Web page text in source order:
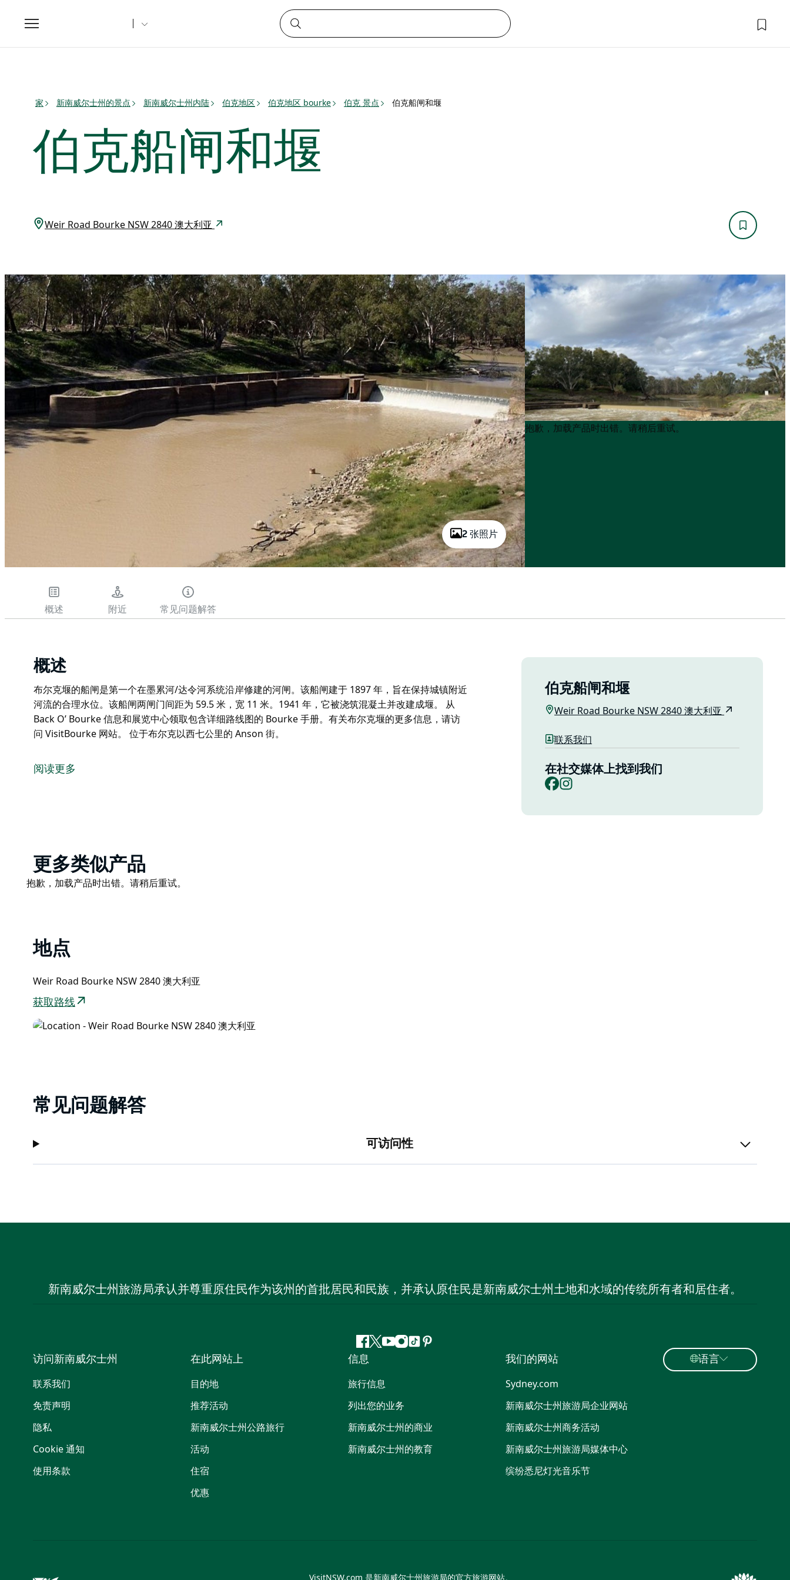
Toggle
navigation
家 新南威尔士州的景点 新南威尔士州内陆 伯克地区 伯克地区 bourke 伯克 景点 伯克船闸和堰
伯克船闸和堰
Weir Road Bourke NSW 2840 澳大利亚
2 张照片
Product
List
Product
List
抱歉，加载产品时出错。请稍后重试。
概述 附近 常见问题解答
概述
布尔克堰的船闸是第一个在墨累河/达令河系统沿岸修建的河闸。该船闸建于 1897 年，旨在保持城镇附近
河流的合理水位。该船闸两闸门间距为 59.5 米，宽 11 米。1941 年，它被浇筑混凝土并改建成堰。 从
Back O’ Bourke 信息和展览中心领取包含详细路线图的 Bourke 手册。有关布尔克堰的更多信息，请访
问 VisitBourke 网站。 位于布尔克以西七公里的 Anson 街。
河流的合理水位。该船闸两闸门间距为 59.5 米，宽 11 米。1941 年，它被浇筑混凝土并改建成堰。
阅读更多
伯克船闸和堰
Weir Road Bourke NSW 2840 澳大利亚
联系我们
在社交媒体上找到我们
Facebook
Product
List
更多类似产品
Product
抱歉，加载产品时出错。请稍后重试。
地点
Weir Road Bourke NSW 2840 澳大利亚
获取路线
常见问题解答
可访问性
新南威尔士州旅游局承认并尊重原住民作为该州的首批居民和民族，并承认原住民是新南威尔士州土地和水域的传统所有者和居住者。
Facebook
叽
喳
喳
YouTube
Instagram
抖 Pinterest
访问新南威尔士州
联系我们
免责声明
隐私
Cookie 通知
使用条款
在此网站上
目的地
推荐活动
新南威尔士州公路旅行
活动
住宿
优惠
信息
旅行信息
列出您的业务
新南威尔士州的商业
新南威尔士州的教育
我们的网站
Sydney.com
新南威尔士州旅游局企业网站
新南威尔士州商务活动
新南威尔士州旅游局媒体中心
缤纷悉尼灯光音乐节
语言
VisitNSW.com 是新南威尔士州旅游局的官方旅游网站。